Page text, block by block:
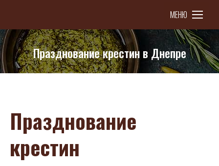
МЕНЮ
Празднование крестин в Днепре
You are here:
Празднование
крестин